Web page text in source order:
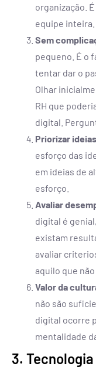
organização.
equipe inteira.
Sem
pequeno. É o
tentar dar o
Olhar
RH que
digital.
Priorizar
esforço das
em ideias de
esforço.
Avaliar
digital é
existam
avaliar
aquilo que
Valor da
não são
digital ocorre
mentalidade
3. Tecnologia